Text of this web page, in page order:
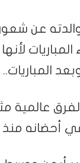
عن
عالمية مثل
أحضانه منذ